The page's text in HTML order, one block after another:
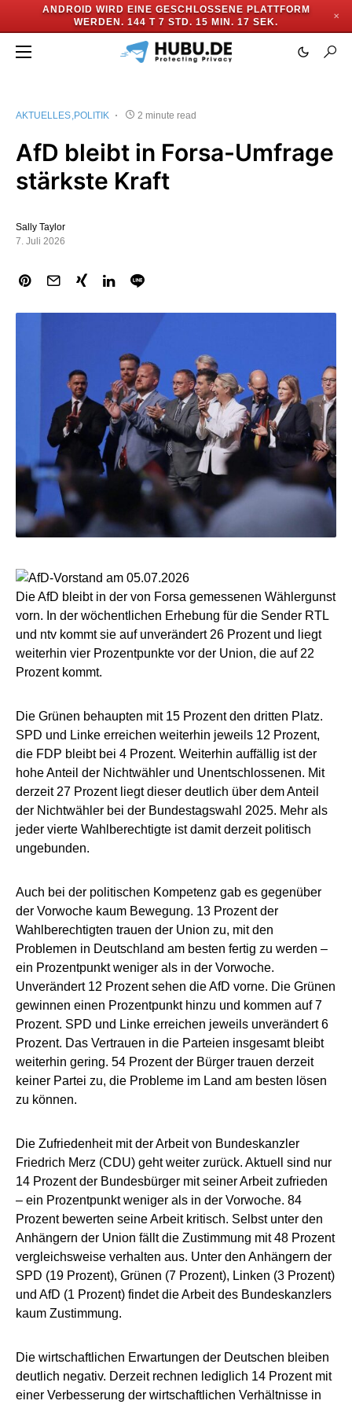
ANDROID WIRD EINE GESCHLOSSENE PLATTFORM
WERDEN. 144 T 7 STD. 15 MIN. 17 SEK.
✕
AKTUELLES POLITIK 2 minute read
AfD bleibt in Forsa-Umfrage
stärkste Kraft
Sally Taylor
7. Juli 2026
Die AfD bleibt in der von Forsa gemessenen Wählergunst
vorn. In der wöchentlichen Erhebung für die Sender RTL
und ntv kommt sie auf unverändert 26 Prozent und liegt
weiterhin vier Prozentpunkte vor der Union, die auf 22
Prozent kommt.
Die Grünen behaupten mit 15 Prozent den dritten Platz.
SPD und Linke erreichen weiterhin jeweils 12 Prozent,
die FDP bleibt bei 4 Prozent. Weiterhin auffällig ist der
hohe Anteil der Nichtwähler und Unentschlossenen. Mit
derzeit 27 Prozent liegt dieser deutlich über dem Anteil
der Nichtwähler bei der Bundestagswahl 2025. Mehr als
jeder vierte Wahlberechtigte ist damit derzeit politisch
ungebunden.
Auch bei der politischen Kompetenz gab es gegenüber
der Vorwoche kaum Bewegung. 13 Prozent der
Wahlberechtigten trauen der Union zu, mit den
Problemen in Deutschland am besten fertig zu werden –
ein Prozentpunkt weniger als in der Vorwoche.
Unverändert 12 Prozent sehen die AfD vorne. Die Grünen
gewinnen einen Prozentpunkt hinzu und kommen auf 7
Prozent. SPD und Linke erreichen jeweils unverändert 6
Prozent. Das Vertrauen in die Parteien insgesamt bleibt
weiterhin gering. 54 Prozent der Bürger trauen derzeit
keiner Partei zu, die Probleme im Land am besten lösen
zu können.
Die Zufriedenheit mit der Arbeit von Bundeskanzler
Friedrich Merz (CDU) geht weiter zurück. Aktuell sind nur
14 Prozent der Bundesbürger mit seiner Arbeit zufrieden
– ein Prozentpunkt weniger als in der Vorwoche. 84
Prozent bewerten seine Arbeit kritisch. Selbst unter den
Anhängern der Union fällt die Zustimmung mit 48 Prozent
vergleichsweise verhalten aus. Unter den Anhängern der
SPD (19 Prozent), Grünen (7 Prozent), Linken (3 Prozent)
und AfD (1 Prozent) findet die Arbeit des Bundeskanzlers
kaum Zustimmung.
Die wirtschaftlichen Erwartungen der Deutschen bleiben
deutlich negativ. Derzeit rechnen lediglich 14 Prozent mit
einer Verbesserung der wirtschaftlichen Verhältnisse in